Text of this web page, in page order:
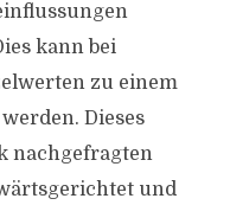
kann bei
zu einem
Dieses
nachgefragten
und